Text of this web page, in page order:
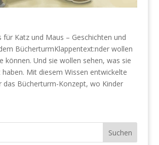
für Katz und Maus – Geschichten und
BücherturmKlappentext:nder wollen
können. Und sie wollen sehen, was sie
Mit diesem Wissen entwickelte
das Bücherturm-Konzept, wo Kinder